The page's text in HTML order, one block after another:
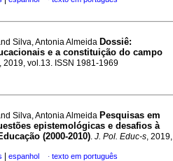
Silva, Antonia Almeida Dossiê:
e a constituição do campo
, 2019, vol.13. ISSN 1981-1969
Silva, Antonia Almeida Pesquisas em
epistemológicas e desafios à
(2000-2010). J. Pol. Educ-s, 2019,
espanhol · texto em português